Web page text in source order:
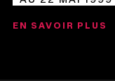
EN SAVOIR PLUS